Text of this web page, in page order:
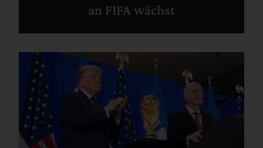
an FIFA wächst